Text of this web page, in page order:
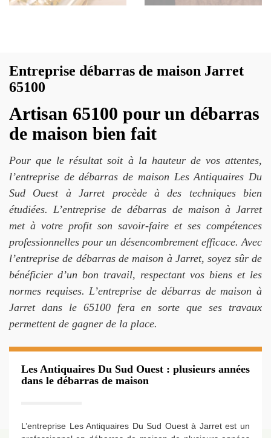
Entreprise débarras de maison Jarret
65100
Artisan 65100 pour un débarras
de maison bien fait
Pour que le résultat soit à la hauteur de vos attentes,
l’entreprise de débarras de maison Les Antiquaires Du
Sud Ouest à Jarret procède à des techniques bien
étudiées. L’entreprise de débarras de maison à Jarret
met à votre profit son savoir-faire et ses compétences
professionnelles pour un désencombrement efficace. Avec
l’entreprise de débarras de maison à Jarret, soyez sûr de
bénéficier d’un bon travail, respectant vos biens et les
normes requises. L’entreprise de débarras de maison à
Jarret dans le 65100 fera en sorte que ses travaux
permettent de gagner de la place.
Les Antiquaires Du Sud Ouest : plusieurs années
dans le débarras de maison
L’entreprise Les Antiquaires Du Sud Ouest à Jarret est un